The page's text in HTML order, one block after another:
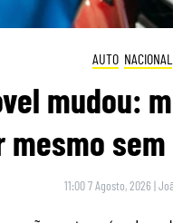
AUTO NACIONAL
mudou:
mesmo
11:00 7 Agosto, 2026 |